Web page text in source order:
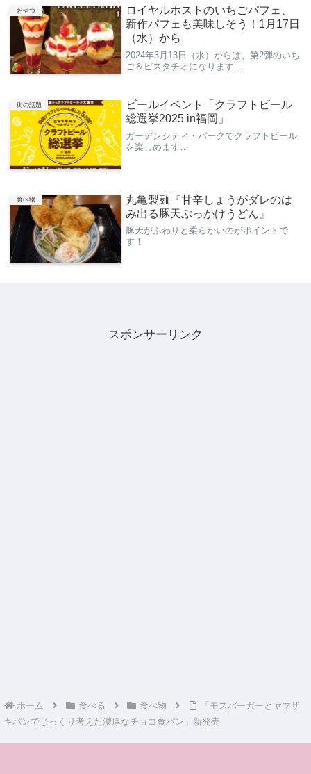
おやつ
ロイヤルホストのいちごパフェ、
新作パフェも美味しそう！1月17日
（水）から
2024年3月13日（水）からは、第2弾のいち
ご＆ピスタチオになります…
街の話題
ビールイベント「クラフトビール
総選挙2025 in福岡」
ガーデンシティ・パークでクラフトビール
を楽しめます…
食べ物
丸亀製麺『甘辛しょうがダレのは
み出る豚天ぶっかけうどん』
豚天がふわりと柔らかいのがポイントで
す！
スポンサーリンク
ホーム 食べる 食べ物
「モスバーガーとヤマザ
キパンでじっくり考えた濃厚なチョコ食パン」新発売